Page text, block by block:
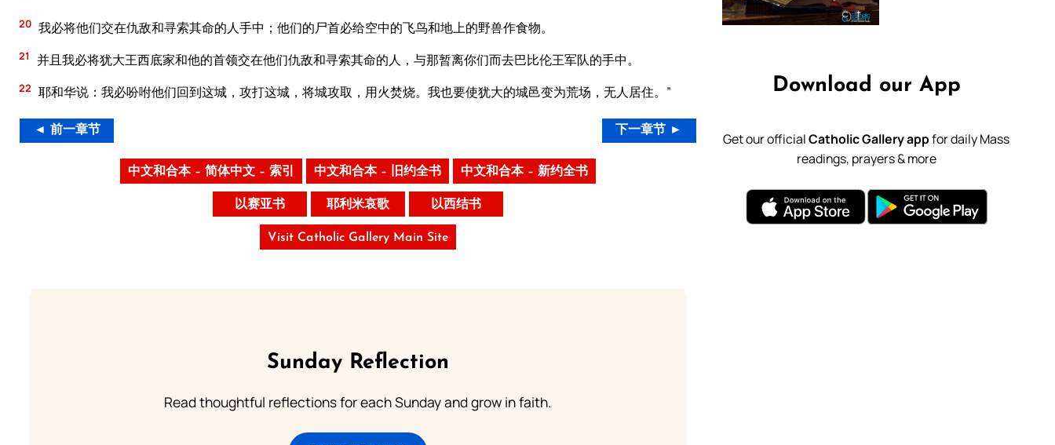
20 我必将他们交在仇敌和寻索其命的人手中；他们的尸首必给空中的飞鸟和地上的野兽作食物。
21 并且我必将犹大王西底家和他的首领交在他们仇敌和寻索其命的人，与那暂离你们而去巴比伦王军队的手中。
22 耶和华说：我必吩咐他们回到这城，攻打这城，将城攻取，用火焚烧。我也要使犹大的城邑变为荒场，无人居住。”
◄ 前一章节 下一章节 ►
中文和合本 – 简体中文 – 索引 中文和合本 – 旧约全书 中文和合本 – 新约全书
以赛亚书 耶利米哀歌 以西结书
Visit Catholic Gallery Main Site
Sunday Reflection
Read thoughtful reflections for each Sunday and grow in faith.
Download our App
Get our officialCatholic Gallery appfor daily Mass
readings, prayers & more